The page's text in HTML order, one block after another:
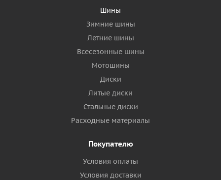
Шины
Зимние шины
Летние шины
Всесезонные шины
Мотошины
Диски
Литые диски
Стальные диски
Расходные материалы
Покупателю
Условия оплаты
Условия доставки